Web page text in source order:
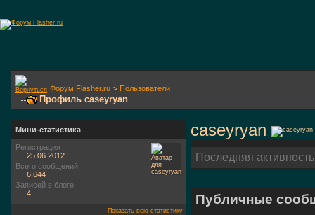
Форум Flasher.ru > Пользователи
Профиль caseyryan
caseyryan
Последняя
Публичные
Мини-статистика
Регистрация
25.06.2012
Всего сообщений
6,644
Записей в блоге
4
Показать всю статистику